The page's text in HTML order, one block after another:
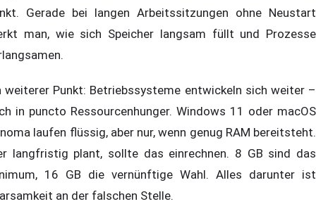
Gerade bei langen Arbeitssitzungen ohne Neustart
man, wie sich Speicher langsam füllt und Prozesse
weiterer Punkt: Betriebssysteme entwickeln sich weiter –
in puncto Ressourcenhunger. Windows 11 oder macOS
laufen flüssig, aber nur, wenn genug RAM bereitsteht.
langfristig plant, sollte das einrechnen. 8 GB sind das
16 GB die vernünftige Wahl. Alles darunter ist
an der falschen Stelle.